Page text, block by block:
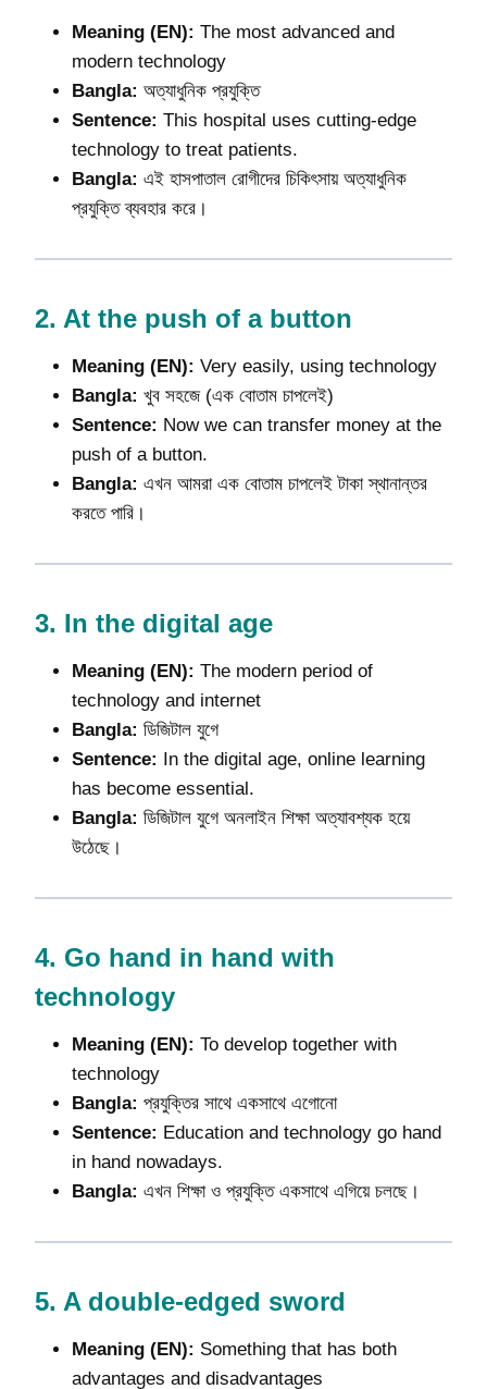
Meaning (EN): The most advanced and
modern technology
Bangla: অত্যাধুনিক প্রযুক্তি
Sentence: This hospital uses cutting-edge
technology to treat patients.
Bangla: এই হাসপাতাল রোগীদের চিকিৎসায় অত্যাধুনিক
প্রযুক্তি ব্যবহার করে।
2. At the push of a button
Meaning (EN): Very easily, using technology
Bangla: খুব সহজে (এক বোতাম চাপলেই)
Sentence: Now we can transfer money at the
push of a button.
Bangla: এখন আমরা এক বোতাম চাপলেই টাকা স্থানান্তর
করতে পারি।
3. In the digital age
Meaning (EN): The modern period of
technology and internet
Bangla: ডিজিটাল যুগে
Sentence: In the digital age, online learning
has become essential.
Bangla: ডিজিটাল যুগে অনলাইন শিক্ষা অত্যাবশ্যক হয়ে
উঠেছে।
4. Go hand in hand with
technology
Meaning (EN): To develop together with
technology
Bangla: প্রযুক্তির সাথে একসাথে এগোনো
Sentence: Education and technology go hand
in hand nowadays.
Bangla: এখন শিক্ষা ও প্রযুক্তি একসাথে এগিয়ে চলছে।
5. A double-edged sword
Meaning (EN): Something that has both
advantages and disadvantages